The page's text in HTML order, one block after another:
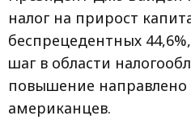
налог на прирост
беспрецедентных
шаг в области
повышение направлено
американцев.